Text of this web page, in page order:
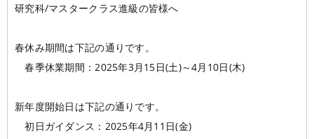
研究科/マスタークラス進級の皆様へ
春休み期間は下記の通りです。
春季休業期間：2025年3月15日(土)～4月10日(木)
新年度開始日は下記の通りです。
初日ガイダンス：2025年4月11日(金)